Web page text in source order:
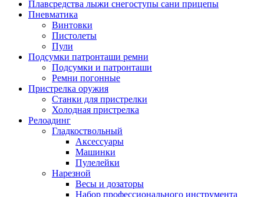
Плавсредства лыжи снегоступы сани прицепы
Пневматика
Винтовки
Пистолеты
Пули
Подсумки патронташи ремни
Подсумки и патронташи
Ремни погонные
Пристрелка оружия
Станки для пристрелки
Холодная пристрелка
Релоадинг
Гладкоствольный
Аксессуары
Машинки
Пулелейки
Нарезной
Весы и дозаторы
Набор профессионального инструмента